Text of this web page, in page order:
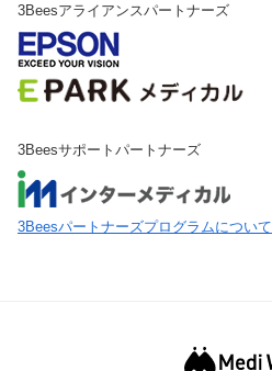
3Beesアライアンスパートナーズ
3Beesサポートパートナーズ
3Beesパートナーズプログラムについて